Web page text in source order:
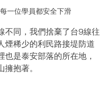
一位學員都安全下滑
不同，我們捨棄了台9線往
煙稀少的利民路接堤防道
也是泰安部落的所在地，
抱著。